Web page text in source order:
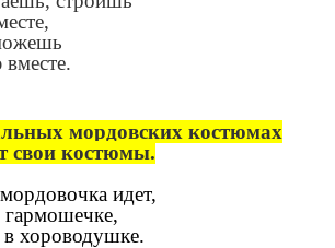
мордовских костюмах
свои костюмы.
идет,
хороводушке.